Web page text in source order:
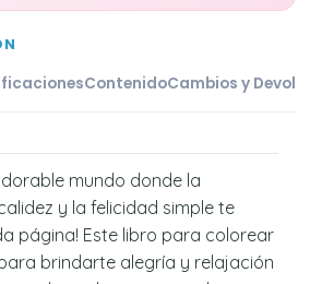
ContenidoCambios y
mundo donde la
y la felicidad simple te
página! Este libro para colorear
brindarte alegría y relajación